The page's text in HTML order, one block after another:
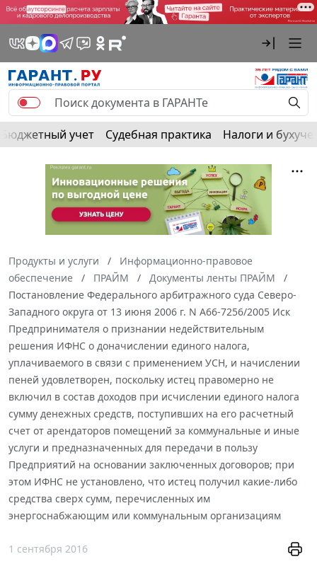
Бюджетный учет Судебная практика Налоги и
Продукты и услуги
Информационно-правовое
обеспечение
ПРАЙМ
Документы ленты ПРАЙМ
Постановление Федерального арбитражного суда Северо-
Западного округа от 13 июня 2006 г. N А66-7256/2005 Иск
Предпринимателя о признании недействительным
решения ИФНС о доначислении единого налога,
уплачиваемого в связи с применением УСН, и начислении
пеней удовлетворен, поскольку истец правомерно не
включил в состав доходов при исчислении единого налога
сумму денежных средств, поступивших на его расчетный
счет от арендаторов помещений за коммунальные и иные
услуги и предназначенных для передачи в пользу
Предприятий на основании заключенных договоров; при
этом ИФНС не установлено, что истец получил какие-либо
средства сверх сумм, перечисленных им
энергоснабжающим или коммунальным организациям
1 сентября 2016